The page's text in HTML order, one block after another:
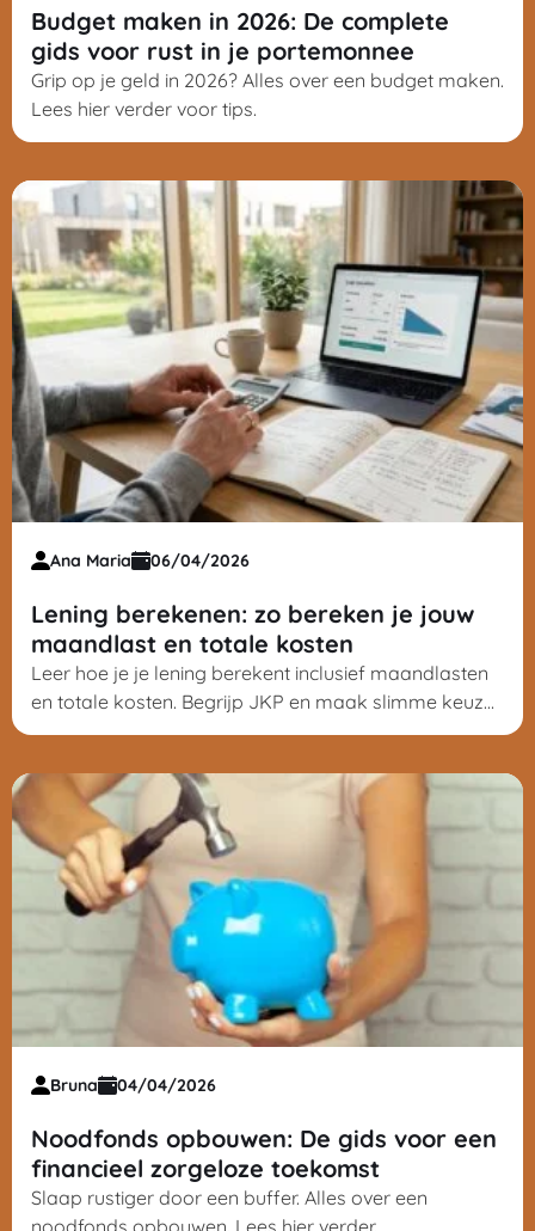
Budget maken in 2026: De complete
gids voor rust in je portemonnee
Grip op je geld in 2026? Alles over een budget maken.
Lees hier verder voor tips.
Ana Maria 06/04/2026
Lening berekenen: zo bereken je jouw
maandlast en totale kosten
Leer hoe je je lening berekent inclusief maandlasten
en totale kosten. Begrijp JKP en maak slimme keuzes
voor een betaalbare lening.
Bruna 04/04/2026
Noodfonds opbouwen: De gids voor een
financieel zorgeloze toekomst
Slaap rustiger door een buffer. Alles over een
noodfonds opbouwen. Lees hier verder.